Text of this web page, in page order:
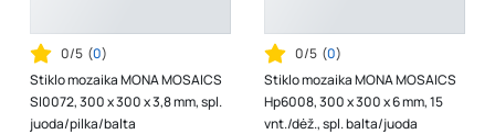
0/5 (0)
Stiklo mozaika MONA MOSAICS
Sl0072, 300 x 300 x 3,8 mm, spl.
juoda/pilka/balta
0/5 (0)
Stiklo mozaika MONA MOSAICS
Hp6008, 300 x 300 x 6 mm, 15
vnt./dėž., spl. balta/juoda